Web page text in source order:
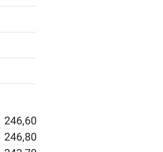
246,60
246,80